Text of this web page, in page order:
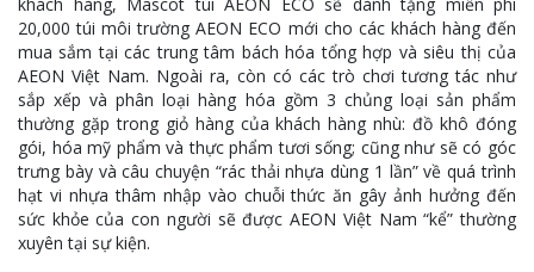
20,000 túi môi trường AEON ECO mới cho các khách hàng đến
mua sắm tại các trung tâm bách hóa tổng hợp và siêu thị của
AEON Việt Nam. Ngoài ra, còn có các trò chơi tương tác như
sắp xếp và phân loại hàng hóa gồm 3 chủng loại sản phẩm
thường gặp trong giỏ hàng của khách hàng nhù: đồ khô đóng
gói, hóa mỹ phẩm và thực phẩm tươi sống; cũng như sẽ có góc
trưng bày và câu chuyện “rác thải nhựa dùng 1 lần” về quá trình
hạt vi nhựa thâm nhập vào chuỗi thức ăn gây ảnh hưởng đến
sức khỏe của con người sẽ được AEON Việt Nam “kể” thường
xuyên tại sự kiện.